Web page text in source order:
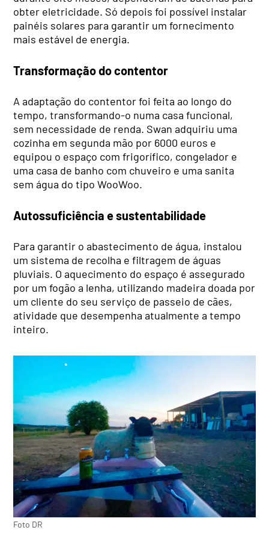
obter eletricidade. Só depois foi possível instalar
painéis solares para garantir um fornecimento
mais estável de energia.
Transformação do contentor
A adaptação do contentor foi feita ao longo do
tempo, transformando-o numa casa funcional,
sem necessidade de renda. Swan adquiriu uma
cozinha em segunda mão por 6000 euros e
equipou o espaço com frigorífico, congelador e
uma casa de banho com chuveiro e uma sanita
sem água do tipo WooWoo.
Autossuficiência e sustentabilidade
Para garantir o abastecimento de água, instalou
um sistema de recolha e filtragem de águas
pluviais. O aquecimento do espaço é assegurado
por um fogão a lenha, utilizando madeira doada por
um cliente do seu serviço de passeio de cães,
atividade que desempenha atualmente a tempo
inteiro.
Foto DR